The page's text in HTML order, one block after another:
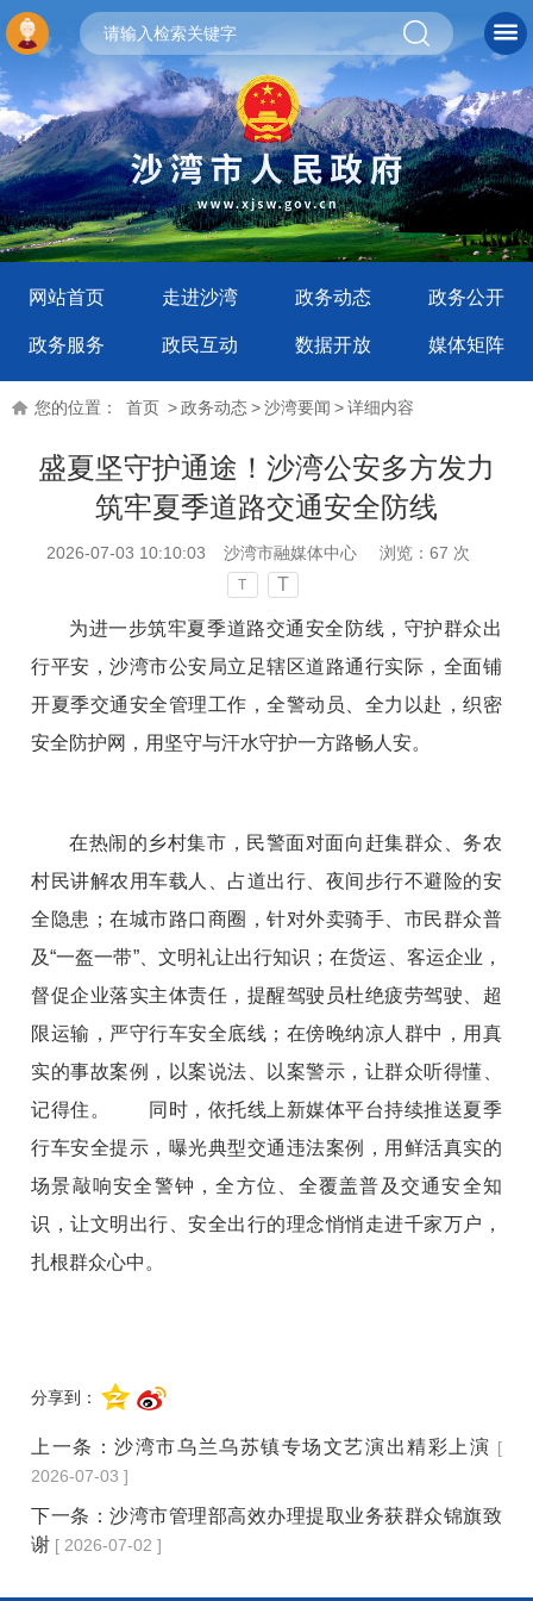
网站首页 走进沙湾 政务动态 政务公开
政务服务 政民互动 数据开放 媒体矩阵
您的位置： 首页 >政务动态>沙湾要闻 >详细内容
盛夏坚守护通途！沙湾公安多方发力
筑牢夏季道路交通安全防线
2026-07-03 10:10:03 沙湾市融媒体中心 浏览： 67 次
T T
为进一步筑牢夏季道路交通安全防线，守护群众出
行平安，沙湾市公安局立足辖区道路通行实际，全面铺
开夏季交通安全管理工作，全警动员、全力以赴，织密
安全防护网，用坚守与汗水守护一方路畅人安。
在热闹的乡村集市，民警面对面向赶集群众、务农
村民讲解农用车载人、占道出行、夜间步行不避险的安
全隐患；在城市路口商圈，针对外卖骑手、市民群众普
及“一盔一带”、文明礼让出行知识；在货运、客运企业，
督促企业落实主体责任，提醒驾驶员杜绝疲劳驾驶、超
限运输，严守行车安全底线；在傍晚纳凉人群中，用真
实的事故案例，以案说法、以案警示，让群众听得懂、
记得住。 同时，依托线上新媒体平台持续推送夏季
行车安全提示，曝光典型交通违法案例，用鲜活真实的
场景敲响安全警钟，全方位、全覆盖普及交通安全知
识，让文明出行、安全出行的理念悄悄走进千家万户，
扎根群众心中。
分享到：
上一条：沙湾市乌兰乌苏镇专场文艺演出精彩上演 [
2026-07-03 ]
下一条：沙湾市管理部高效办理提取业务获群众锦旗致
谢 [ 2026-07-02 ]